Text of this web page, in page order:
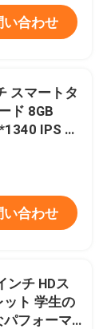
い合わせ
スマートタ
ド 8GB
IPS イ
ン 画面灰
い合わせ
ンチ HDス
ト 学生の
フォーマ